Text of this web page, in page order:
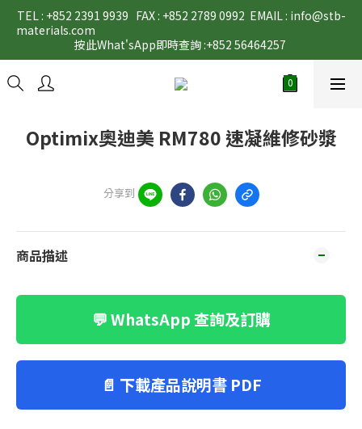
TEL : +852 2391 9939   FAX : +852 2789 0992  EMAIL : info@stb-
materials.com
按此What'sApp即時查詢 :+852 56464257
Optimix奧迪美 RM780 速凝維修砂漿
分享到
商品描述
💬 WhatsApp 查詢及訂購
📄 下載產品說明書 PDF